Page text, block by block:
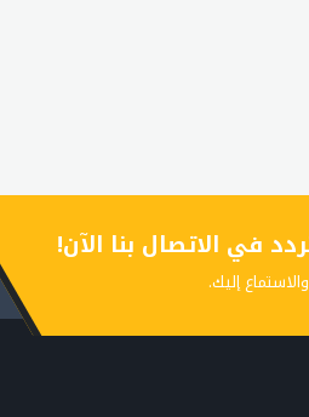
في الاتصال بنا الآن!
إليك.